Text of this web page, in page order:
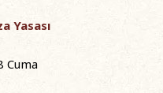
Yasası
Cuma